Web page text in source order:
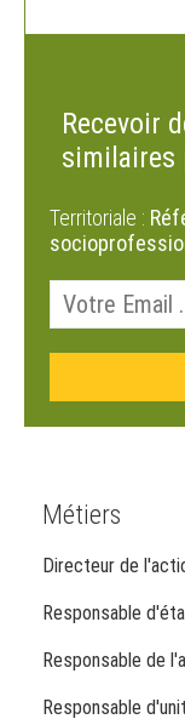
Recevoir
similaires
Territoriale :
Métiers
Directeur de
Responsable
Responsable de
Responsable